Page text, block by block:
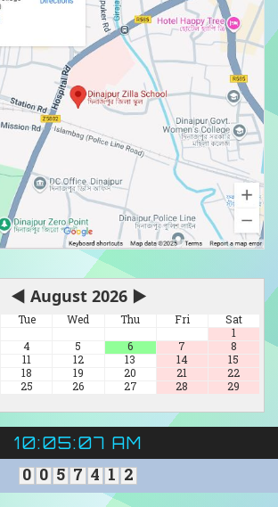
◀ August 2026 ▶
Tue Wed Thu Fri
Sat
1
4 5 6 7
8
11 12 13 14
15
18 19 20 21
22
25 26 27 28
29
10:05:07 AM
0 0 5 7 4 1 2